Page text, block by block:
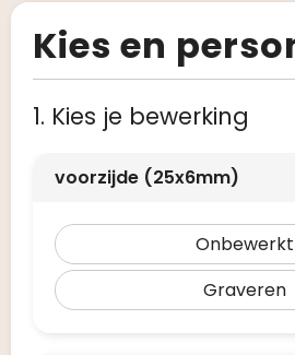
Kies en
1. Kies je bewerking
voorzijde (25x6mm)
Onbewerkt
Graveren